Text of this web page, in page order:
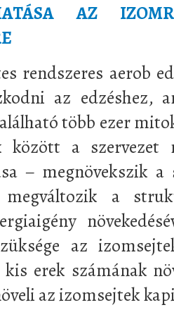
AZ
rendszeres aerob
az edzéshez,
több ezer
között a szervezet
– megnövekszik
megváltozik a
az
erek számának
az izomsejtek